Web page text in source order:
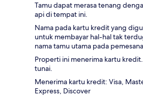
Tamu dapat merasa tenang
api di tempat ini.
Nama pada kartu kredit yang
untuk membayar hal-hal tak
nama tamu utama pada
Properti ini menerima kartu
tunai.
Menerima kartu kredit: Visa,
Express, Discover